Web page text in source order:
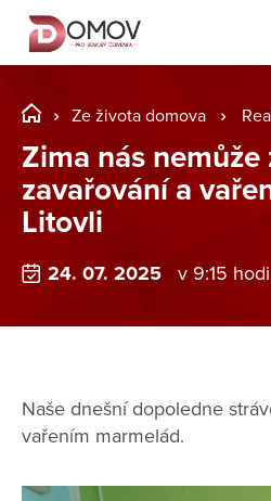
Ze života domova
Zima nás nemůže
zavařování a
Litovli
24. 07. 2025 v 9:15
Naše dnešní dopoledne
vařením marmelád.